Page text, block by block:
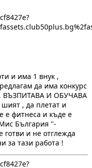
и има 1 внук ,
да има конкурс
ВЪЗПИТАВА И ОБУЧАВА
, да плетат и
е фитнеса и къде е
България "-
готви и не отглежда
за тази работа !